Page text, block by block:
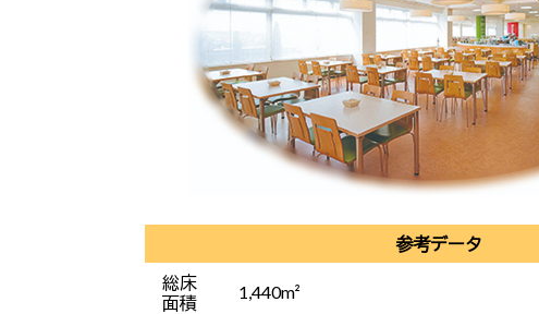
参考データ
総床
面積
1,440m²